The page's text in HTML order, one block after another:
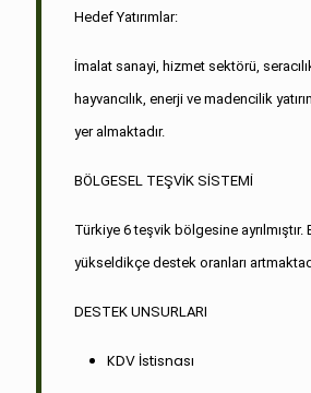
Hedef Yatırımlar:
İmalat sanayi, hizmet sektörü,
hayvancılık, enerji ve madencilik
yer almaktadır.
BÖLGESEL TEŞVİK SİSTEMİ
Türkiye 6 teşvik bölgesine
yükseldikçe destek oranları
DESTEK UNSURLARI
KDV İstisnası